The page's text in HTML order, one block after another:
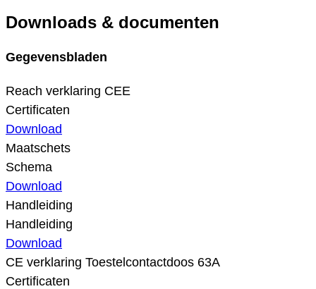
Downloads & documenten
Gegevensbladen
Reach verklaring CEE
Certificaten
Download
Maatschets
Schema
Download
Handleiding
Handleiding
Download
CE verklaring Toestelcontactdoos 63A
Certificaten